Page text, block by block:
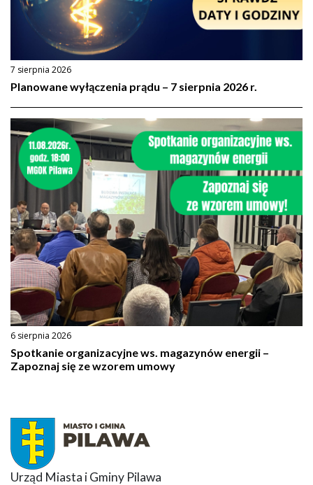
7 sierpnia 2026
Planowane wyłączenia prądu – 7 sierpnia 2026 r.
6 sierpnia 2026
Spotkanie organizacyjne ws. magazynów energii –
Zapoznaj się ze wzorem umowy
Urząd Miasta i Gminy Pilawa